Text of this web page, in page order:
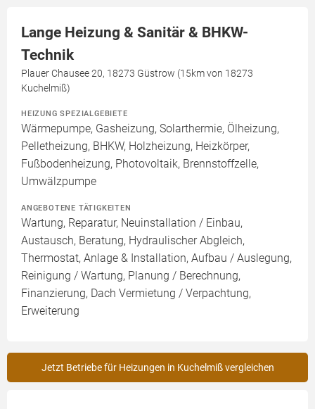
Lange Heizung & Sanitär & BHKW-
Technik
Plauer Chausee 20, 18273 Güstrow (15km von 18273
Kuchelmiß)
HEIZUNG SPEZIALGEBIETE
Wärmepumpe, Gasheizung, Solarthermie, Ölheizung,
Pelletheizung, BHKW, Holzheizung, Heizkörper,
Fußbodenheizung, Photovoltaik, Brennstoffzelle,
Umwälzpumpe
ANGEBOTENE TÄTIGKEITEN
Wartung, Reparatur, Neuinstallation / Einbau,
Austausch, Beratung, Hydraulischer Abgleich,
Thermostat, Anlage & Installation, Aufbau / Auslegung,
Reinigung / Wartung, Planung / Berechnung,
Finanzierung, Dach Vermietung / Verpachtung,
Erweiterung
Jetzt Betriebe für Heizungen in Kuchelmiß vergleichen